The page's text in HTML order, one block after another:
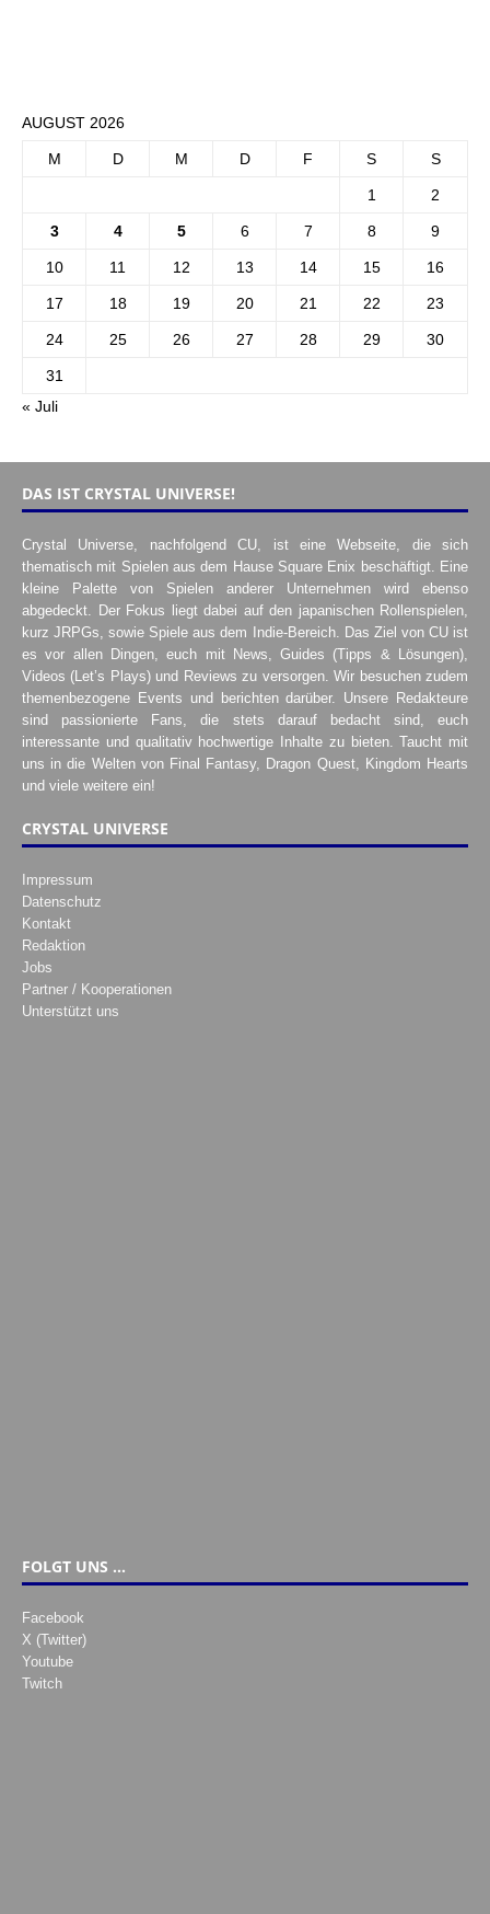
AUGUST 2026
M D M D F S S
1 2
3 4 5 6 7 8 9
10 11 12 13 14 15 16
17 18 19 20 21 22 23
24 25 26 27 28 29 30
31
« Juli
DAS IST CRYSTAL UNIVERSE!
Crystal Universe, nachfolgend CU, ist eine Webseite, die sich
thematisch mit Spielen aus dem Hause Square Enix beschäftigt. Eine
kleine Palette von Spielen anderer Unternehmen wird ebenso
abgedeckt. Der Fokus liegt dabei auf den japanischen Rollenspielen,
kurz JRPGs, sowie Spiele aus dem Indie-Bereich. Das Ziel von CU ist
es vor allen Dingen, euch mit News, Guides (Tipps & Lösungen),
Videos (Let’s Plays) und Reviews zu versorgen. Wir besuchen zudem
themenbezogene Events und berichten darüber. Unsere Redakteure
sind passionierte Fans, die stets darauf bedacht sind, euch
interessante und qualitativ hochwertige Inhalte zu bieten. Taucht mit
uns in die Welten von Final Fantasy, Dragon Quest, Kingdom Hearts
und viele weitere ein!
CRYSTAL UNIVERSE
Impressum
Datenschutz
Kontakt
Redaktion
Jobs
Partner / Kooperationen
Unterstützt uns
FOLGT UNS …
Facebook
X (Twitter)
Youtube
Twitch